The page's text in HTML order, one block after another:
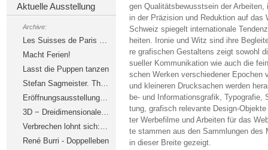
Aktuelle Ausstellung
Archive:
Les Suisses de Paris – Grafik und Typografie
Macht Ferien!
Lasst die Puppen tanzen
Stefan Sagmeister. The Happy Show
Eröffnungsausstellung Oïphorie: atelier oï
3D − Dreidimensionale Dinge drucken
Verbrechen lohnt sich: Der Kriminalfilm
René Burri - Doppelleben
gen Qualitätsbewusstsein der Arbeiten,
in der Präzision und Reduktion auf das
Schweiz spiegelt internationale
heiten. Ironie und Witz sind ihre
re grafischen Gestaltens zeigt sowohl
sueller Kommunikation wie auch die
schen Werken verschiedener Epochen
und kleineren Drucksachen werden
be- und Informationsgrafik, Typografie,
tung, grafisch relevante Design-
ter Werbefilme und Arbeiten für das
te stammen aus den Sammlungen des
in dieser Breite gezeigt.